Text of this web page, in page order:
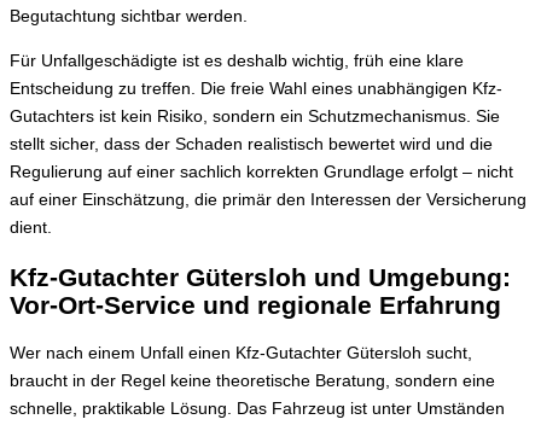
Begutachtung sichtbar werden.
Für Unfallgeschädigte ist es deshalb wichtig, früh eine klare
Entscheidung zu treffen. Die freie Wahl eines unabhängigen Kfz-
Gutachters ist kein Risiko, sondern ein Schutzmechanismus. Sie
stellt sicher, dass der Schaden realistisch bewertet wird und die
Regulierung auf einer sachlich korrekten Grundlage erfolgt – nicht
auf einer Einschätzung, die primär den Interessen der Versicherung
dient.
Kfz-Gutachter Gütersloh und Umgebung:
Vor-Ort-Service und regionale Erfahrung
Wer nach einem Unfall einen Kfz-Gutachter Gütersloh sucht,
braucht in der Regel keine theoretische Beratung, sondern eine
schnelle, praktikable Lösung. Das Fahrzeug ist unter Umständen